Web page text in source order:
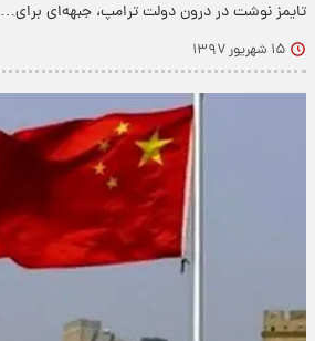
تایمز نوشت در درون دولت ترامپ، جبهه‌ای برای…
۱۵ شهریور ۱۳۹۷